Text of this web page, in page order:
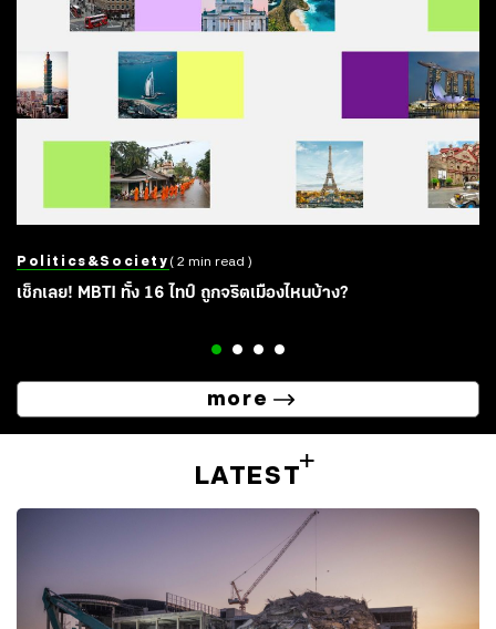
Politics&society ( 2 min read )
เช็กเลย! MBTI ทั้ง 16 ไทป์ ถูกจริตเมืองไหนบ้าง?
more
LATEST